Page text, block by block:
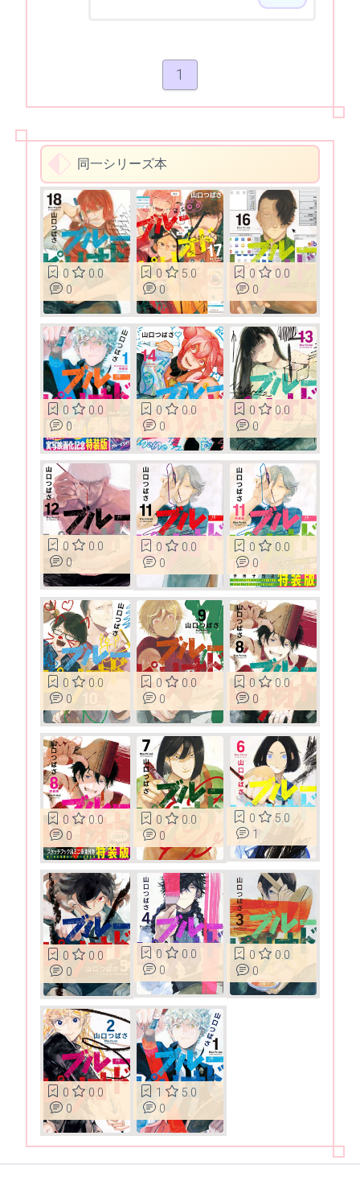
1
同一シリーズ本
0
0.0
0
0
5.0
0
0
0.0
0
0
0.0
0
0
0.0
0
0
0.0
0
0
0.0
0
0
0.0
0
0
0.0
0
0
0.0
0
0
0.0
0
0
0.0
0
0
0.0
0
0
0.0
0
0
5.0
1
0
0.0
0
0
0.0
0
0
0.0
0
0
0.0
0
1
5.0
0